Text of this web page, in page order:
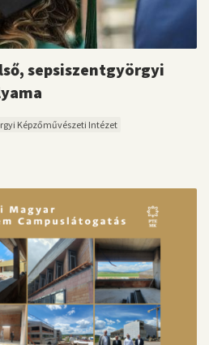
sepsiszentgyörgyi
Képzőművészeti Intézet